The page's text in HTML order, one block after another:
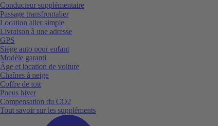
Conducteur supplémentaire
Passage transfrontalier
Location aller simple
Livraison à une adresse
GPS
Siège auto pour enfant
Modèle garanti
Âge et location de voiture
Chaînes à neige
Coffre de toit
Pneus hiver
Compensation du CO2
Tout savoir sur les suppléments